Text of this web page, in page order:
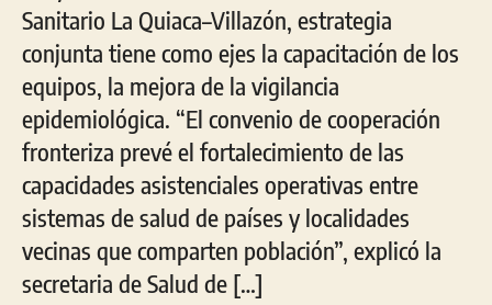
Sanitario La Quiaca–Villazón, estrategia
conjunta tiene como ejes la capacitación de los
equipos, la mejora de la vigilancia
epidemiológica. “El convenio de cooperación
fronteriza prevé el fortalecimiento de las
capacidades asistenciales operativas entre
sistemas de salud de países y localidades
vecinas que comparten población”, explicó la
secretaria de Salud de […]